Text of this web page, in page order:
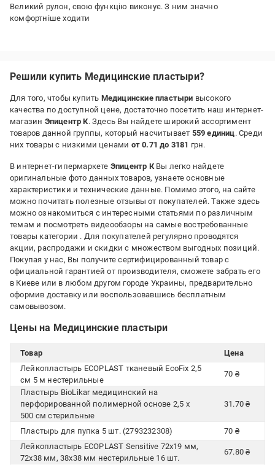
Великий рулон, свою функцію виконує. З ним значно
комфортніше ходити
Решили купить Медицинские пластыри?
Для того, чтобы купить Медицинские пластыри высокого
качества по доступной цене, достаточно посетить наш интернет-
магазин Эпицентр К. Здесь Вы найдете широкий ассортимент
товаров данной группы, который насчитывает 559 единиц. Среди
них товары с низкими ценами от 0.71 до 3181 грн.
В интернет-гипермаркете Эпицентр КВы легко найдете
оригинальные фото данных товаров, узнаете основные
характеристики и технические данные. Помимо этого, на сайте
можно почитать полезные отзывы от покупателей. Также здесь
можно ознакомиться с интересными статьями по различным
темам и посмотреть видеообзоры на самые востребованные
товары категории . Для покупателей регулярно проводятся
акции, распродажи и скидки с множеством выгодных позиций.
Покупая у нас, Вы получите сертифицированный товар с
официальной гарантией от производителя, сможете забрать его
в Киеве или в любом другом городе Украины, предварительно
оформив доставку или воспользовавшись бесплатным
самовывозом.
Цены на Медицинские пластыри
Товар
Цена
Лейкопластырь ECOPLAST тканевый EcoFix 2,5
см 5 м нестерильные
70 ₴
Пластырь BioLikar медицинский на
перфорированной полимерной основе 2,5 х
500 см стерильные
31.70 ₴
Пластырь для пупка 5 шт. (2793232308)
70 ₴
Лейкопластырь ECOPLAST Sensitive 72х19 мм,
72х38 мм, 38х38 мм нестерильные 16 шт.
67.80 ₴